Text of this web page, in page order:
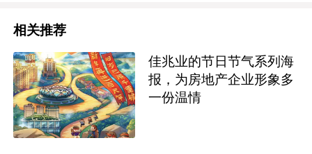
相关推荐
佳兆业的节日节气系列海
报，为房地产企业形象多
一份温情